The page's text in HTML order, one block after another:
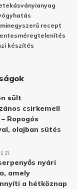
ásványianyag
egyszerű recept
méregtelenítés
készítés
sült
csirkemell
Ropogós
olajban sütés
31.
nyári
amely
a hétköznap